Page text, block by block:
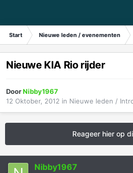
Start Nieuwe leden / evenementen
Nieuwe KIA Rio rijder
DoorNibby1967
12 Oktober, 2012 in Nieuwe leden /
Reageer hier op
Nibby1967